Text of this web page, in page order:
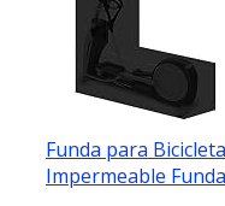
Funda para
Impermeable